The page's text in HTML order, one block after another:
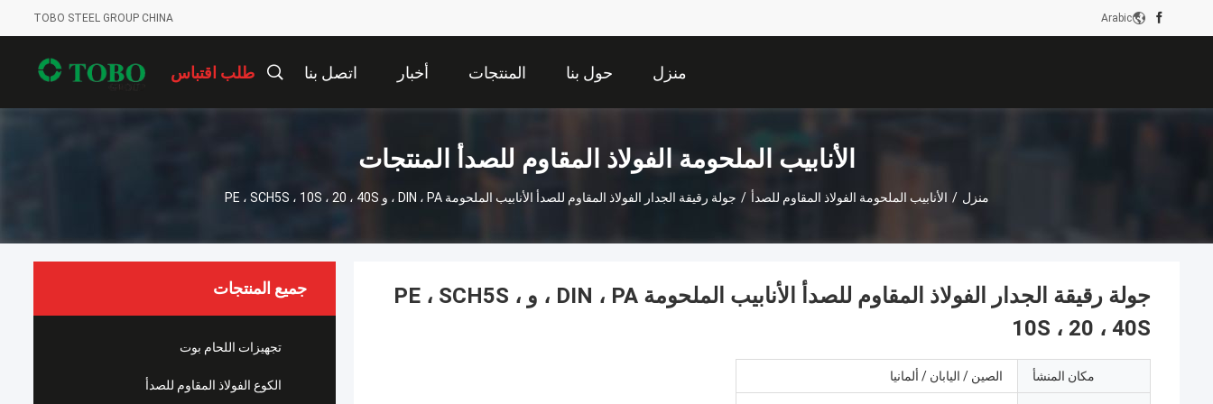
TOBO STEEL GROUP CHINA Arabic
منزل حول بنا المنتجات أخبار اتصل بنا طلب اقتباس
الأنابيب الملحومة الفولاذ المقاوم للصدأ المنتجات
منزل / الأنابيب الملحومة الفولاذ المقاوم للصدأ / جولة رقيقة الجدار الفولاذ المقاوم للصدأ الأنابيب الملحومة DIN ، PA ، و PE ، SCH5S ، 10S ، 20 ، 40S
جميع المنتجات
تجهيزات اللحام بوت
الكوع الفولاذ المقاوم للصدأ
جولة رقيقة الجدار الفولاذ المقاوم للصدأ الأنابيب الملحومة DIN ، PA ، و PE ، SCH5S ،
10S ، 20 ، 40S
مكان المنشأ الصين / اليابان / ألمانيا